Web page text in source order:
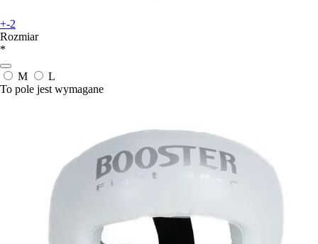
+-2
Rozmiar
*
M
L
To pole jest wymagane